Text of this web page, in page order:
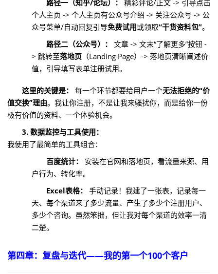
路径一（知乎/论坛）：
精彩评论/正文 -> 引导点击
个人主页 -> 个人主页有公众号介绍 -> 关注公众号 -> 公
众号菜单/自动回复引导免费试用或领取“干货资料包”。
路径二（公众号）：
文章 -> 文末“了解更多”按钮 -
> 跳转至落地页 （Landing Page）-> 落地页清晰阐述价
值，引导填写表单注册试用。
这里的关键是： 每一个环节都要给用户一个无法拒绝的“价
值交换”理由。我让你注册，不是让我来骚扰你，而是给你一份
极有价值的资料、一个体验机会。
3. 数据监控与工具使用：
我使用了最简单的工具组合：
百度统计：
安装在官网和落地页，看流量来源、用
户行为、转化率。
Excel表格：
手动记录！我建了一张表，记录每一
天、每个渠道来了多少流量、产生了多少个注册用户、
多少个咨询。虽然笨拙，但让我对每个渠道的效率一清
二楚。
第四章：复盘与迭代——我的第一个100个客户